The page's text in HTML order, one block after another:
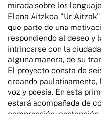
mirada sobre los
Elena Aitzkoa "Ur
que parte de una
respondiendo al deseo y
intrincarse con la
alguna manera, de su
El proyecto consta de
creando paulatinamente,
voz y poesía. En esta
estará acompañada de